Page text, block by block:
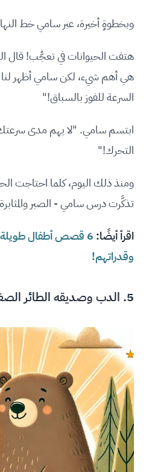
وبخطوةٍ أخيرة، عبر سامي خط
هتفت الحيوانات في تعجُّب! قال
هي أهم شيء، لكن سامي أظهر لنا
السرعة للفوز بالسباق!"
ابتسم سامي. "لا يهم مدى
التحرك!"
ومنذ ذلك اليوم، كلما احتاجت
تذكَّرت درس سامي - الصبر
اقرأ أيضًا:
6 قصص أطفال
وقدراتهم!
5. الدب وصديقه الطائر الصغير